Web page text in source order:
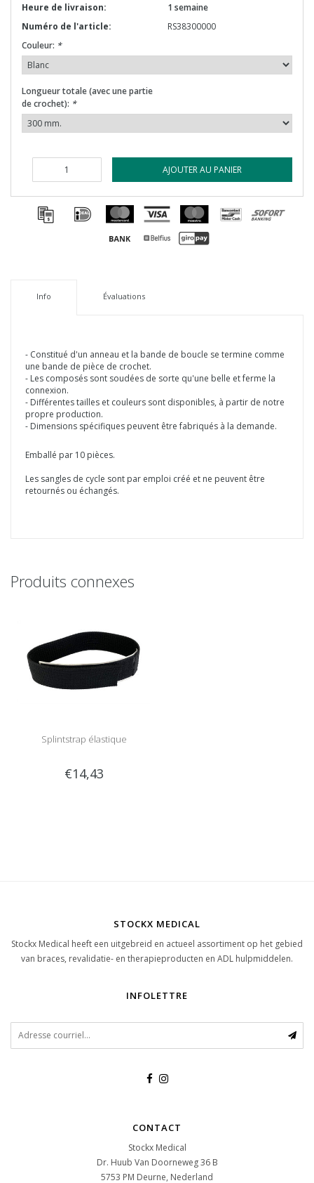
Heure de livraison:
1 semaine
Numéro de l'article:
RS38300000
Couleur: *
Longueur totale (avec une partie
de crochet): *
AJOUTER AU PANIER
Info Évaluations
- Constitué d'un anneau et la bande de boucle se termine comme
une bande de pièce de crochet.
- Les composés sont soudées de sorte qu'une belle et ferme la
connexion.
- Différentes tailles et couleurs sont disponibles, à partir de notre
propre production.
- Dimensions spécifiques peuvent être fabriqués à la demande.
Emballé par 10 pièces.
Les sangles de cycle sont par emploi créé et ne peuvent être
retournés ou échangés.
Produits connexes
Splintstrap élastique
€14,43
STOCKX MEDICAL
Stockx Medical heeft een uitgebreid en actueel assortiment op het gebied
van braces, revalidatie- en therapieproducten en ADL hulpmiddelen.
INFOLETTRE
CONTACT
Stockx Medical
Dr. Huub Van Doorneweg 36 B
5753 PM Deurne, Nederland